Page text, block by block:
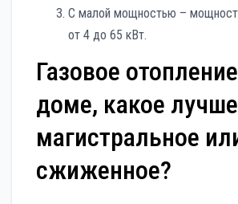
С малой мощностью –
от 4 до 65 кВт.
Газовое
доме, какое
магистральное
сжиженное?